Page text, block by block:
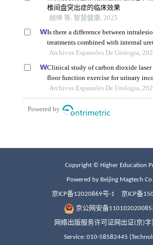
Copyright © Higher Education
Powered by Beijing Magtech
京ICP备12020869号-1 京ICP备
京公网安备
网络出版服务许可证网出证(京)字
Service: 010-58582445